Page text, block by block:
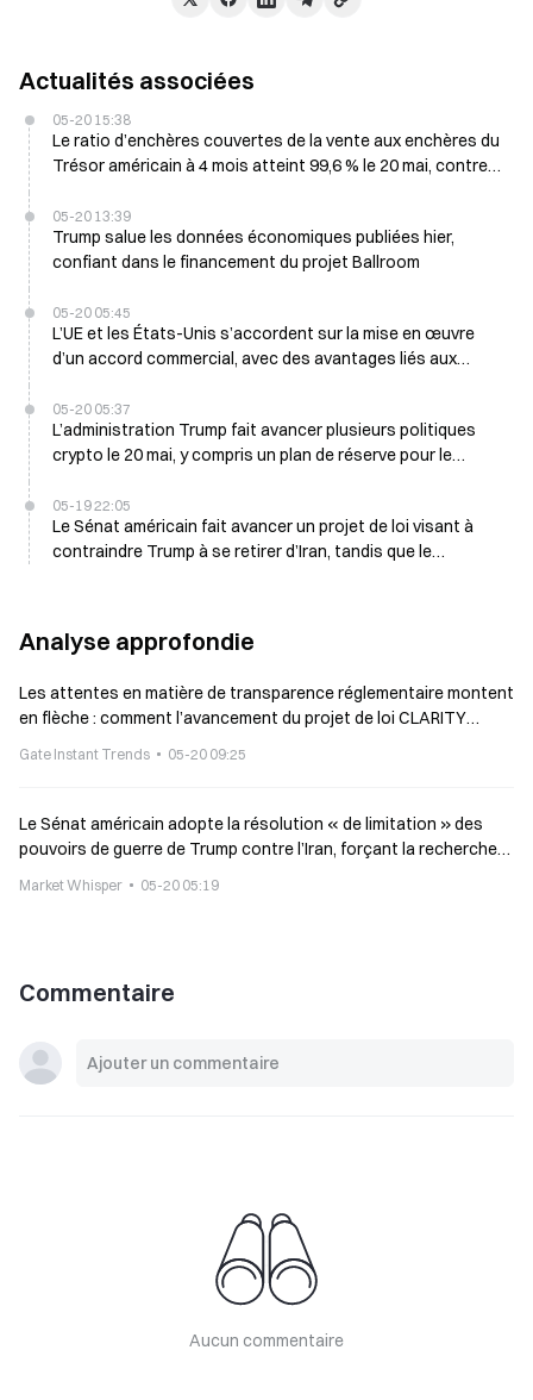
Actualités associées
05-20 15:38
Le ratio d’enchères couvertes de la vente aux enchères du
Trésor américain à 4 mois atteint 99,6 % le 20 mai, contre
05-20 13:39
Trump salue les données économiques publiées hier,
confiant dans le financement du projet Ballroom
05-20 05:45
L’UE et les États-Unis s’accordent sur la mise en œuvre
d’un accord commercial, avec des avantages liés aux
05-20 05:37
L’administration Trump fait avancer plusieurs politiques
crypto le 20 mai, y compris un plan de réserve pour le
05-19 22:05
Le Sénat américain fait avancer un projet de loi visant à
contraindre Trump à se retirer d’Iran, tandis que le
Analyse approfondie
Les attentes en matière de transparence réglementaire montent
en flèche : comment l’avancement du projet de loi CLARITY
Gate Instant Trends 05-20 09:25
Le Sénat américain adopte la résolution « de limitation » des
pouvoirs de guerre de Trump contre l’Iran, forçant la recherche
Market Whisper 05-20 05:19
Commentaire
Aucun commentaire